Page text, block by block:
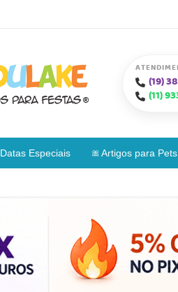
(19)
(11)
Datas Especiais Artigos para Pets